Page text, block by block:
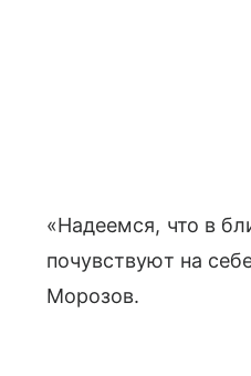
«Надеемся, что в
почувствуют на
Морозов.